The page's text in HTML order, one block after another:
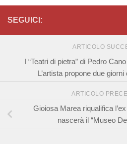
SEGUICI:
ARTICOLO
I “Teatri di pietra” di Pedro
L’artista propone due
ARTICOLO
Gioiosa Marea riqualifica
nascerà il “Museo